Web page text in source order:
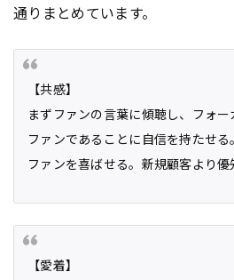
通りまとめています。
【共感】
まずファンの言葉に傾聴し、フォー
ファンであることに自信を持たせる。
ファンを喜ばせる。新規顧客より優
【愛着】